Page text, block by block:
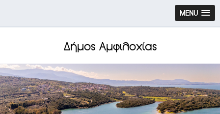
MENU
Δήμος Αμφιλοχίας